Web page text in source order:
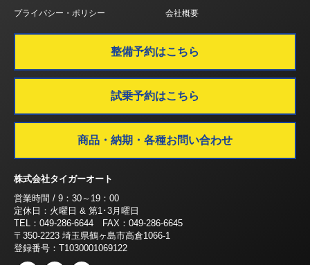
プライバシー・ポリシー
会社概要
整備予約はこちら
試乗予約はこちら
商品・納期・各種お問い合わせ
株式会社タイガーオート
営業時間 / 9：30～19：00
定休日：火曜日 & 第1･3月曜日
TEL：049-286-6644 FAX：049-286-6645
〒350-2223 埼玉県鶴ヶ島市高倉1066-1
登録番号：T1030001069122